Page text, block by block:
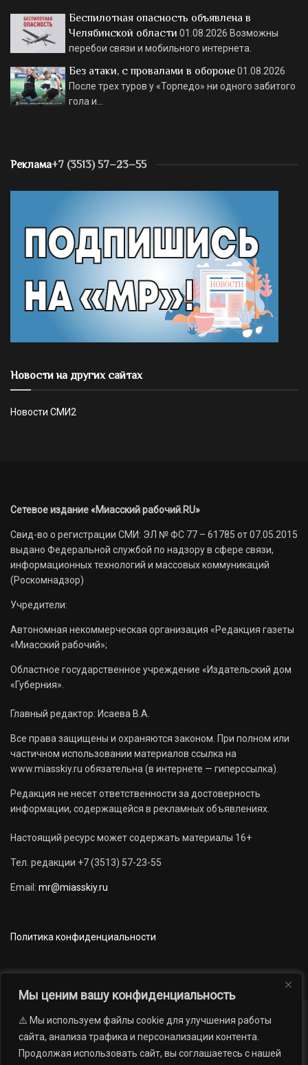
Мы ценим вашу конфиденциальность
⚠️ Мы используем файлы cookie для улучшения работы
сайта, анализа трафика и персонализации контента.
Продолжая использовать сайт, вы соглашаетесь с нашей
Беспилотная опасность объявлена в
Челябинской области 01.08.2026 Возможны
перебои связи и мобильного интернета.
Без атаки, с провалами в обороне01.08.2026
После трех туров у «Торпедо» ни одного забитого
гола и…
Реклама+7 (3513) 57–23–55
Новости на других сайтах
Новости СМИ2
Сетевое издание «Миасский рабочий.RU»
Свид-во о регистрации СМИ: ЭЛ № ФС 77 – 61785 от 07.05.2015
выдано Федеральной службой по надзору в сфере связи,
информационных технологий и массовых коммуникаций
(Роскомнадзор)
Учредители:
Автономная некоммерческая организация «Редакция газеты
«Миасский рабочий»;
Областное государственное учреждение «Издательский дом
«Губерния».
Главный редактор: Исаева В.А.
Все права защищены и охраняются законом. При полном или
частичном использовании материалов ссылка на
www.miasskiy.ru обязательна (в интернете — гиперссылка).
Редакция не несет ответственности за достоверность
информации, содержащейся в рекламных объявлениях.
Настоящий ресурс может содержать материалы 16+
Тел. редакции +7 (3513) 57-23-55
Email: mr@miasskiy.ru
Политика конфиденциальности
Новости Наши проекты
Официально
АРХИВ
16+